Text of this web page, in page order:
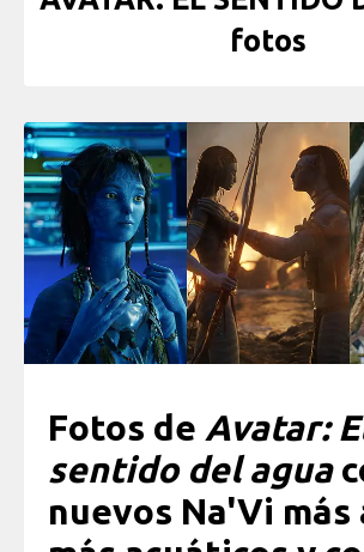
fotos
Fotos de Avatar:
sentido del agua
nuevos Na'Vi más